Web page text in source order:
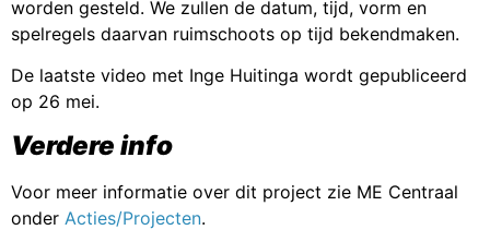
worden gesteld. We zullen de datum, tijd, vorm en
spelregels daarvan ruimschoots op tijd bekendmaken.
De laatste video met Inge Huitinga wordt gepubliceerd
op 26 mei.
Verdere info
Voor meer informatie over dit project zie ME Centraal
onder Acties/Projecten.